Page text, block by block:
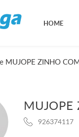
HOME
MUJOPE ZINHO
MUJOPE
926374117